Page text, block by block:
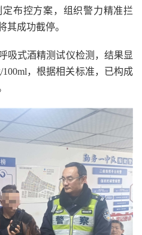
布控方案，组织警力精准拦
其成功截停。
吸式酒精测试仪检测，结果显
，根据相关标准，已构成